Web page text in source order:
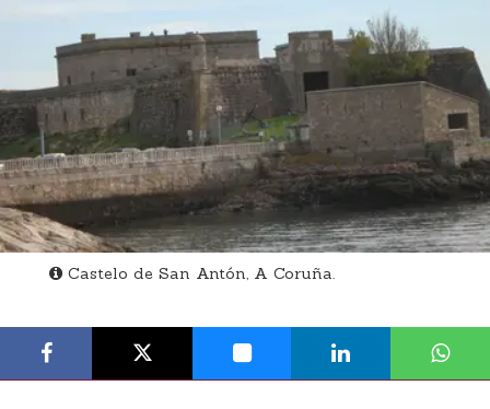
Castelo de San Antón, A Coruña.